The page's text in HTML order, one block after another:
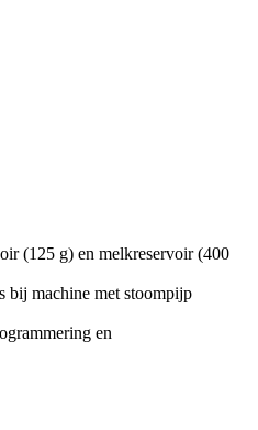
(125 g) en melkreservoir (400
bij machine met stoompijp
en